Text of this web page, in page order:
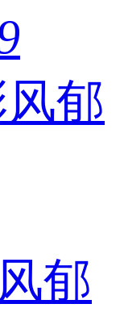
郁